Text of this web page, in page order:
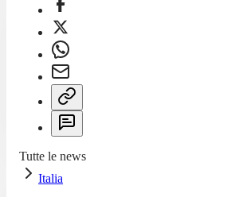
Tutte le news
Italia